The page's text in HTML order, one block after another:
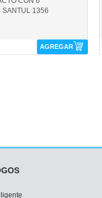
SANTUL 1356
AGREGAR